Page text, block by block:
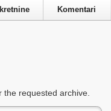
Komentari
requested archive.